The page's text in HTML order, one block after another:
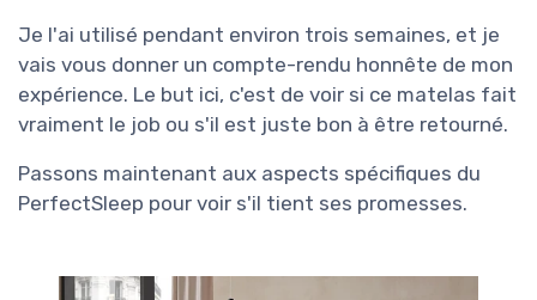
Je l'ai utilisé pendant environ trois semaines, et je
vais vous donner un compte-rendu honnête de mon
expérience. Le but ici, c'est de voir si ce matelas fait
vraiment le job ou s'il est juste bon à être retourné.
Passons maintenant aux aspects spécifiques du
PerfectSleep pour voir s'il tient ses promesses.